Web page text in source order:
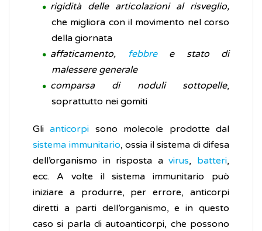
rigidità delle articolazioni al risveglio,
che migliora con il movimento nel corso
della giornata
affaticamento,
febbree stato di
malessere generale
comparsa di noduli sottopelle,
soprattutto nei gomiti
Glianticorpi sono molecole prodotte dal
sistema immunitario, ossia il sistema di difesa
dell’organismo in risposta avirus, batteri,
ecc. A volte il sistema immunitario può
iniziare a produrre, per errore, anticorpi
diretti a parti dell’organismo, e in questo
caso si parla di autoanticorpi, che possono